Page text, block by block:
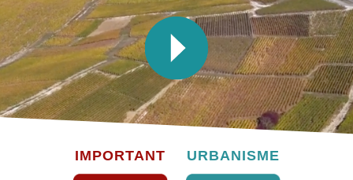
IMPORTANT URBANISME